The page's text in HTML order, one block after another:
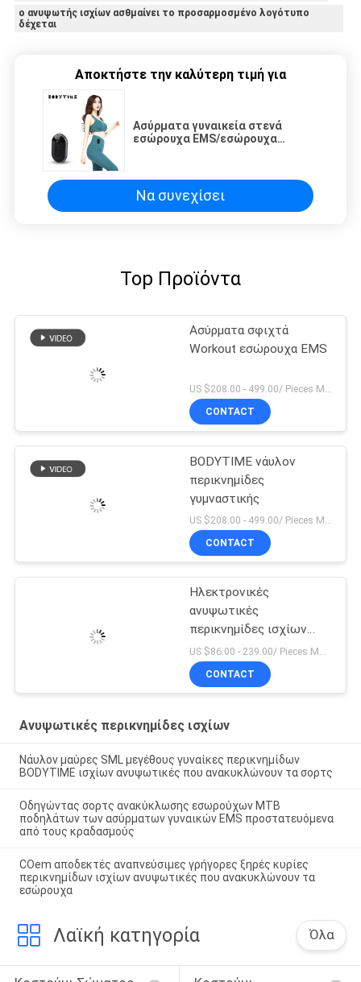
ο ανυψωτής ισχίων ασθμαίνει το προσαρμοσμένο λογότυπο
δέχεται
Αποκτήστε την καλύτερη τιμή για
Ασύρματα γυναικεία στενά
εσώρουχα EMS/εσώρουχα
Να συνεχίσει
Top Προϊόντα
Ασύρματα σφιχτά
Workout εσώρουχα EMS
US $208.00 - 499.00/ Pieces MOQ:1pieces
CONTACT
BODYTIME νάυλον
περικνημίδες
γυμναστικής
US $208.00 - 499.00/ Pieces MOQ:1pieces
CONTACT
Ηλεκτρονικές
ανυψωτικές
περικνημίδες ισχίων
υποκίνησης μυών
US $86.00 - 239.00/ Pieces MOQ:1pieces
CONTACT
Ανυψωτικές περικνημίδες ισχίων
Νάυλον μαύρες SML μεγέθους γυναίκες περικνημίδων
BODYTIME ισχίων ανυψωτικές που ανακυκλώνουν τα σορτς
Οδηγώντας σορτς ανακύκλωσης εσωρούχων MTB
ποδηλάτων των ασύρματων γυναικών EMS προστατευόμενα
από τους κραδασμούς
COem αποδεκτές αναπνεύσιμες γρήγορες ξηρές κυρίες
περικνημίδων ισχίων ανυψωτικές που ανακυκλώνουν τα
εσώρουχα
Λαϊκή κατηγορία Όλα